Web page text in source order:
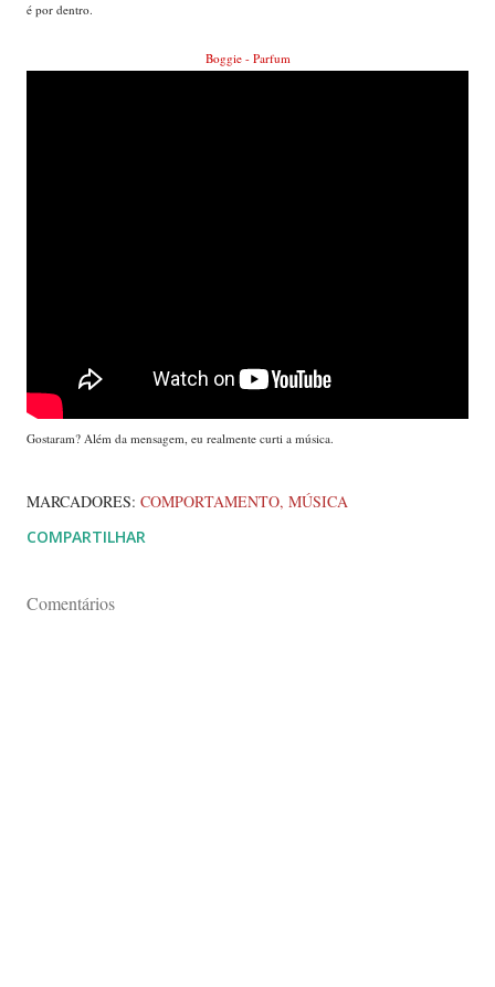
é por dentro.
Boggie - Parfum
Gostaram? Além da mensagem, eu realmente curti a música.
MARCADORES: COMPORTAMENTO MÚSICA
COMPARTILHAR
Comentários